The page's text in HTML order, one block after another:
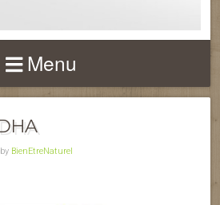
Menu
BienEtreNaturel